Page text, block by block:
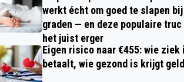
werkt écht om goed te slapen bij
graden — en deze populaire
het juist erger
Eigen risico naar €455: wie ziek
betaalt, wie gezond is krijgt